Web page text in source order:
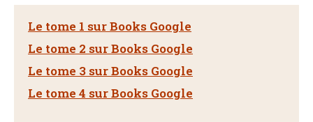
Le tome 1 sur Books Google
Le tome 2 sur Books Google
Le tome 3 sur Books Google
Le tome 4 sur Books Google